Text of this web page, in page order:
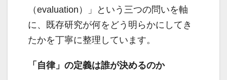
（evaluation）」という三つの問いを軸
に、既存研究が何をどう明らかにしてき
たかを丁寧に整理しています。
「自律」の定義は誰が決めるのか